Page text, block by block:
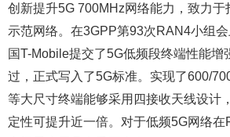
创新提升5G 700MHz网络能力，致力于
示范网络。在3GPP第93次RAN4小组
国T-Mobile提交了5G低频段终端性能增
过，正式写入了5G标准。实现了600/
等大尺寸终端能够采用四接收天线设计
定性可提升近一倍。对于低频5G网络在